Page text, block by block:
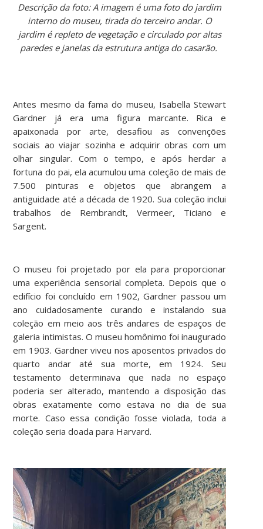
Descrição da foto: A imagem é uma foto do jardim
interno do museu, tirada do terceiro andar. O
jardim é repleto de vegetação e circulado por altas
paredes e janelas da estrutura antiga do casarão.
Antes mesmo da fama do museu, Isabella Stewart
Gardner já era uma figura marcante. Rica e
apaixonada por arte, desafiou as convenções
sociais ao viajar sozinha e adquirir obras com um
olhar singular. Com o tempo, e após herdar a
fortuna do pai, ela acumulou uma coleção de mais de
7.500 pinturas e objetos que abrangem a
antiguidade até a década de 1920. Sua coleção inclui
trabalhos de Rembrandt, Vermeer, Ticiano e
Sargent.
O museu foi projetado por ela para proporcionar
uma experiência sensorial completa. Depois que o
edifício foi concluído em 1902, Gardner passou um
ano cuidadosamente curando e instalando sua
coleção em meio aos três andares de espaços de
galeria intimistas. O museu homônimo foi inaugurado
em 1903. Gardner viveu nos aposentos privados do
quarto andar até sua morte, em 1924. Seu
testamento determinava que nada no espaço
poderia ser alterado, mantendo a disposição das
obras exatamente como estava no dia de sua
morte. Caso essa condição fosse violada, toda a
coleção seria doada para Harvard.